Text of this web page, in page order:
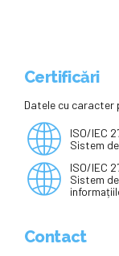
Certificări
Datele cu caracter
ISO/IEC
Sistem
ISO/IEC
Sistem
Contact